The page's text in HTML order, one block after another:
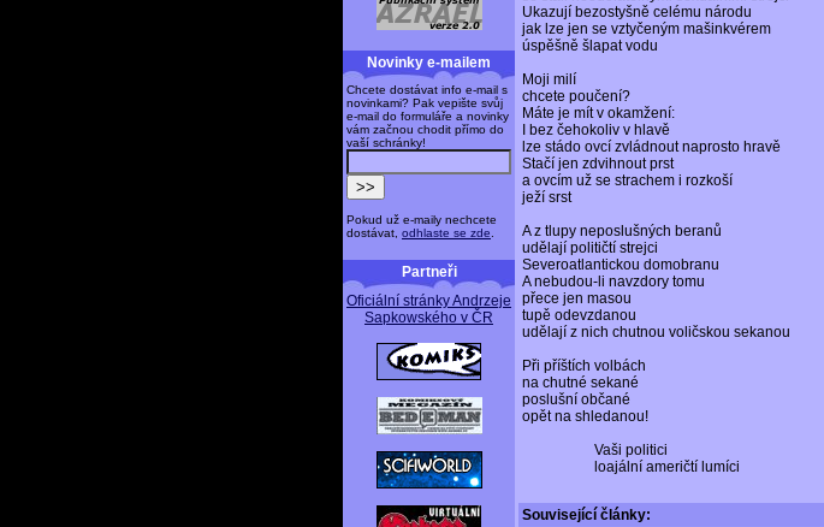
Novinky e-mailem
Chcete dostávat info e-mail s
novinkami? Pak vepište svůj
e-mail do formuláře a novinky
vám začnou chodit přímo do
vaší schránky!
Pokud už e-maily nechcete
dostávat, odhlaste se zde
Partneři
Oficiální stránky Andrzeje
Sapkowského v ČR
Ukazují bezostyšně celému národu
jak lze jen se vztyčeným mašinkvérem
úspěšně šlapat vodu
Moji milí
chcete poučení?
Máte je mít v okamžení:
I bez čehokoliv v hlavě
lze stádo ovcí zvládnout naprosto hravě
Stačí jen zdvihnout prst
a ovcím už se strachem i rozkoší
ježí srst
A z tlupy neposlušných beranů
udělají političtí strejci
Severoatlantickou domobranu
A nebudou-li navzdory tomu
přece jen masou
tupě odevzdanou
udělají z nich chutnou voličskou sekanou
Při příštích volbách
na chutné sekané
poslušní občané
opět na shledanou!
Vaši politici
loajální američtí lumíci
Související články: